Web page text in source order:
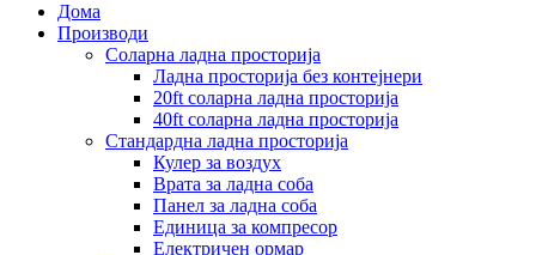
Дома
Производи
Соларна ладна просторија
Ладна просторија без контејнери
20ft соларна ладна просторија
40ft соларна ладна просторија
Стандардна ладна просторија
Кулер за воздух
Врата за ладна соба
Панел за ладна соба
Единица за компресор
Електричен ормар